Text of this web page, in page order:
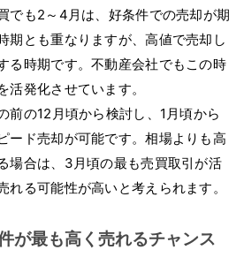
でも2～4月は、好条件での売却が期
期とも重なりますが、高値で売却し
る時期です。不動産会社でもこの時
発化させています。
前の12月頃から検討し、1月頃から
ード売却が可能です。相場よりも高
場合は、3月頃の最も売買取引が活
れる可能性が高いと考えられます。
が最も高く売れるチャンス